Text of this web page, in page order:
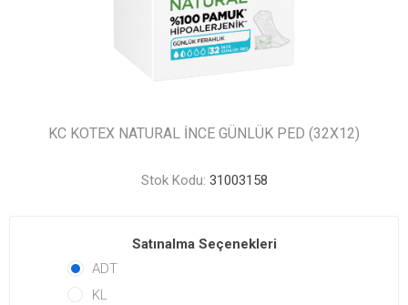
KC KOTEX NATURAL İNCE GÜNLÜK PED (32X12)
Stok Kodu: 31003158
Satınalma Seçenekleri
ADT
KL